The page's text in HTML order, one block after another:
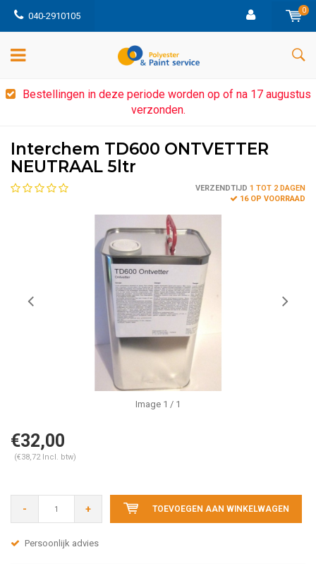
040-2910105
0
Bestellingen in deze periode worden op of na 17 augustus
verzonden.
Interchem TD600 ONTVETTER
NEUTRAAL 5ltr
VERZENDTIJD 1 TOT 2 DAGEN
16 OP VOORRAAD
Image 1 / 1
€32,00
(€38,72 Incl. btw)
- + TOEVOEGEN AAN WINKELWAGEN
Persoonlijk advies